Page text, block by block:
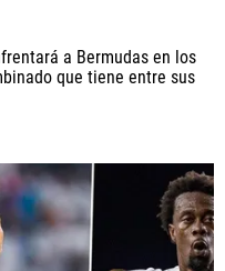
a Bermudas en los
que tiene entre sus